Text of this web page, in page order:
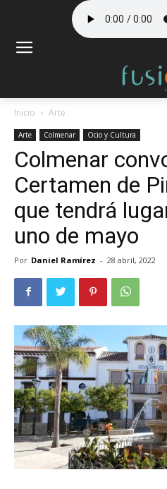
Inicio Arte
Arte Colmenar Ocio y Cultura
Colmenar
Certamen de
que tendrá
uno de mayo
Por Daniel Ramírez - 28 abril, 2022